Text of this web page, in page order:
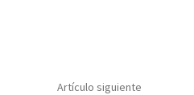
ge m Li
Artículo siguiente